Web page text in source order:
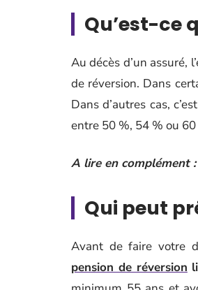
Qu’est-ce
Au décès d’un assuré,
de réversion. Dans
Dans d’autres cas,
entre 50 %, 54 % ou
A lire en complément :
Qui peut
Avant de faire votre
pension de réversion